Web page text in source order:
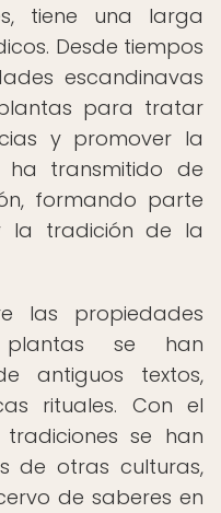
tiene una larga
Desde tiempos
escandinavas
para tratar
y promover la
transmitido de
formando parte
la tradición de la
las propiedades
se han
antiguos textos,
rituales. Con el
se han
de otras culturas,
de saberes en